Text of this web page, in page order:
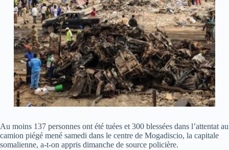
Au moins 137 personnes ont été tuées et 300 blessées dans l’attentat au
camion piégé mené samedi dans le centre de Mogadiscio, la capitale
somalienne, a-t-on appris dimanche de source policière.